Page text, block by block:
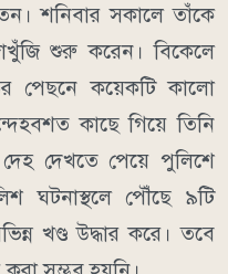
শনিবার সকালে তাঁকে
শুরু করেন। বিকেলে
পেছনে কয়েকটি কালো
কাছে গিয়ে তিনি
দেহ দেখতে পেয়ে পুলিশে
ঘটনাস্থলে পৌঁছে ৯টি
খণ্ড উদ্ধার করে। তবে